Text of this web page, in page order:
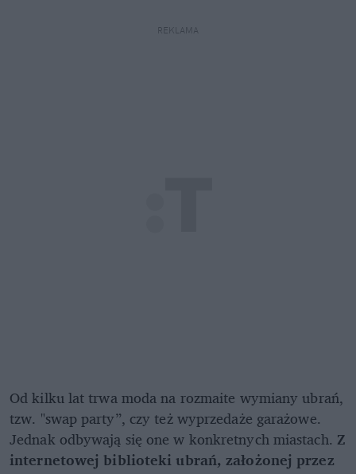
REKLAMA
Od kilku lat trwa moda na rozmaite wymiany ubrań,
tzw. "swap party”, czy też wyprzedaże garażowe.
Jednak odbywają się one w konkretnych miastach. Z
internetowej biblioteki ubrań, założonej przez